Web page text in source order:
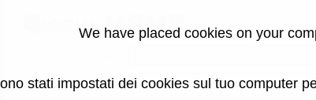
Giochi MAME
Genere:
We have placed cookies on your
stati impostati dei cookies sul tuo computer